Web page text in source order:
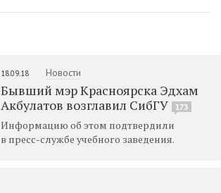
18.09.18 Новости
Бывший мэр Красноярска Эдхам
Акбулатов возглавил СибГУ
173
Информацию об этом подтвердили
в пресс-службе учебного заведения.